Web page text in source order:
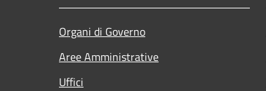
Organi di Governo
Aree Amministrative
Uffici